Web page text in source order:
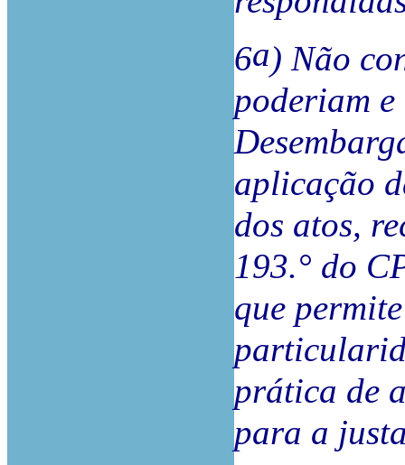
6a) Não
poderiam e
aplicação
dos atos,
193.° do
que
prática de
para a